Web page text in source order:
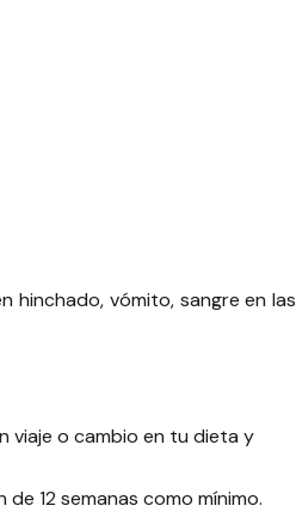
hinchado, vómito, sangre en las
viaje o cambio en tu dieta y
12 semanas como mínimo.